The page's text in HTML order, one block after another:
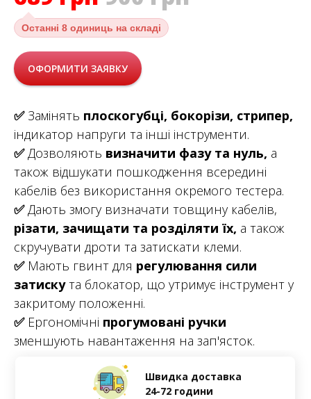
Останні 8 одиниць на складі
ОФОРМИТИ ЗАЯВКУ
✅Замінять плоскогубці, бокорізи, стрипер,
індикатор напруги та інші інструменти.
✅Дозволяють визначити фазу та нуль, а
також відшукати пошкодження всередині
кабелів без використання окремого тестера.
✅Дають змогу визначати товщину кабелів,
різати, зачищати та розділяти їх, а також
скручувати дроти та затискати клеми.
✅Мають гвинт для регулювання сили
затискута блокатор, що утримує інструмент у
закритому положенні.
✅Ергономічні прогумовані ручки
зменшують навантаження на зап'ясток.
Швидка доставка
24-72 години